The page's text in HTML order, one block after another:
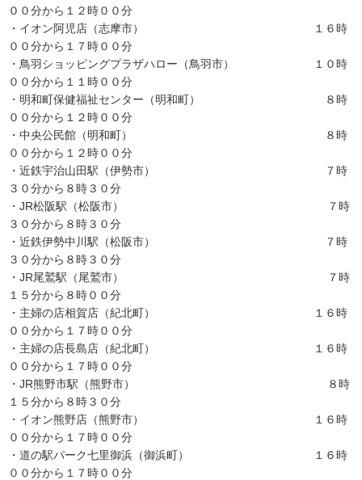
００分から１２時００分
・イオン阿児店（志摩市） １６時
００分から１７時００分
・鳥羽ショッピングプラザハロー（鳥羽市） １０時
００分から１１時００分
・明和町保健福祉センター（明和町） ８時
００分から１２時００分
・中央公民館（明和町） ８時
００分から１２時００分
・近鉄宇治山田駅（伊勢市） ７時
３０分から８時３０分
・JR松阪駅（松阪市） ７時
３０分から８時３０分
・近鉄伊勢中川駅（松阪市） ７時
３０分から８時３０分
・JR尾鷲駅（尾鷲市） ７時
１５分から８時００分
・主婦の店相賀店（紀北町） １６時
００分から１７時００分
・主婦の店長島店（紀北町） １６時
００分から１７時００分
・JR熊野市駅（熊野市） ８時
１５分から８時３０分
・イオン熊野店（熊野市） １６時
００分から１７時００分
・道の駅パーク七里御浜（御浜町） １６時
００分から１７時００分